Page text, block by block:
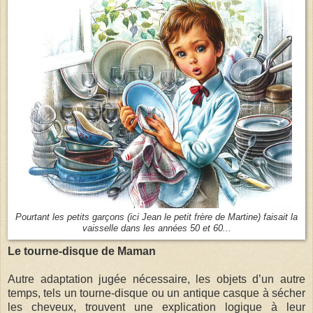
Pourtant les petits garçons (ici Jean le petit frère de Martine) faisait la
vaisselle dans les années 50 et 60...
Le tourne-disque de Maman
Autre adaptation jugée nécessaire, les objets d’un autre
temps, tels un tourne-disque ou un antique casque à sécher
les cheveux, trouvent une explication logique à leur